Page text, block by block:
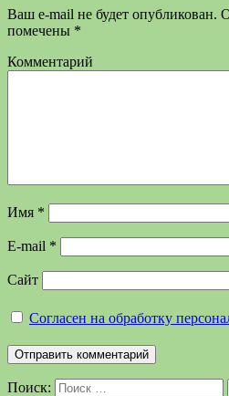
Ваш e-mail не будет опубликован.
помечены *
Комментарий
Имя *
E-mail *
Сайт
Согласен на обработку
Поиск: